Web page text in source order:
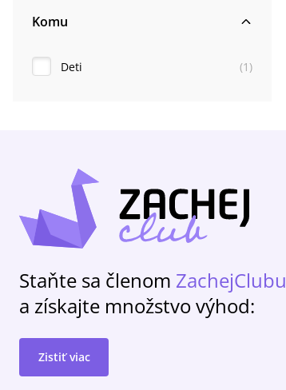
Komu
Deti (1 )
Staňte sa členom ZachejClubu
a získajte množstvo výhod:
Zistiť viac